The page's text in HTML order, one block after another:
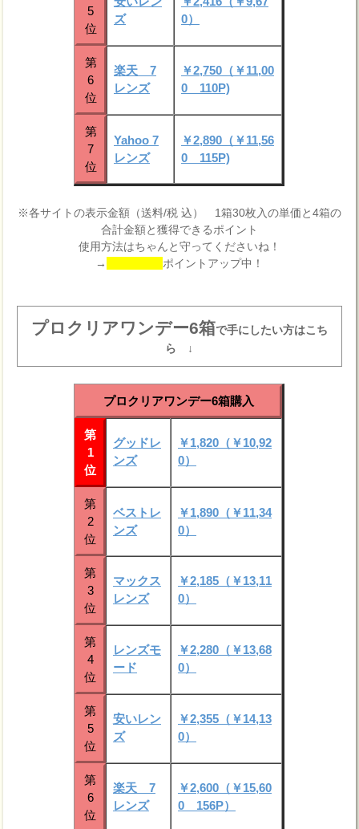
5
位
ズ
0）
第
6
位
楽天 7
レンズ
￥2,750（￥11,00
0 110P)
第
7
位
Yahoo 7
レンズ
￥2,890（￥11,56
0 115P)
※各サイトの表示金額（送料/税 込） 1箱30枚入の単価と4箱の
合計金額と獲得できるポイント
使用方法はちゃんと守ってくださいね！
→
ポイントアップ中！
プロクリアワンデー6箱で手にしたい方はこち
ら ↓
プロクリアワンデー6箱購入
第
1
位
グッドレ
ンズ
￥1,820（￥10,92
0）
第
2
位
ベストレ
ンズ
￥1,890（￥11,34
0）
第
3
位
マックス
レンズ
￥2,185（￥13,11
0）
第
4
位
レンズモ
ード
￥2,280（￥13,68
0）
第
5
位
安いレン
ズ
￥2,355（￥14,13
0）
第
6
位
楽天 7
レンズ
￥2,600（￥15,60
0 156P）